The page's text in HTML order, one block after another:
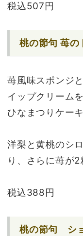
税込507円
桃の節句 苺の
苺風味スポンジ
イップクリーム
ひなまつりケーキ
洋梨と黄桃のシ
り、さらに苺が2
税込388円
桃の節句 シ